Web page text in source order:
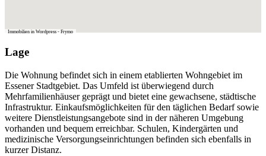
Immobilien in Wordpress - Frymo
Lage
Die Wohnung befindet sich in einem etablierten Wohngebiet im
Essener Stadtgebiet. Das Umfeld ist überwiegend durch
Mehrfamilienhäuser geprägt und bietet eine gewachsene, städtische
Infrastruktur. Einkaufsmöglichkeiten für den täglichen Bedarf sowie
weitere Dienstleistungsangebote sind in der näheren Umgebung
vorhanden und bequem erreichbar. Schulen, Kindergärten und
medizinische Versorgungseinrichtungen befinden sich ebenfalls in
kurzer Distanz.